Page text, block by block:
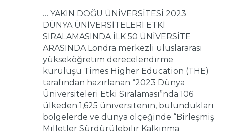
… YAKIN DOĞU ÜNİVERSİTESİ 2023
DÜNYA ÜNİVERSİTELERİ ETKİ
SIRALAMASINDA İLK 50 ÜNİVERSİTE
ARASINDA Londra merkezli uluslararası
yükseköğretim derecelendirme
kuruluşu Times Higher Education (THE)
tarafından hazırlanan “2023 Dünya
Üniversiteleri Etki Sıralaması”nda 106
ülkeden 1,625 üniversitenin, bulundukları
bölgelerde ve dünya ölçeğinde “Birleşmiş
Milletler Sürdürülebilir Kalkınma